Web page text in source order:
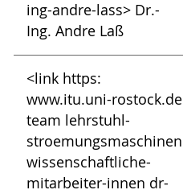
ing-andre-lass> Dr.-
Ing. Andre Laß
<link https:
www.itu.uni-rostock.de
team lehrstuhl-
stroemungsmaschinen
wissenschaftliche-
mitarbeiter-innen dr-